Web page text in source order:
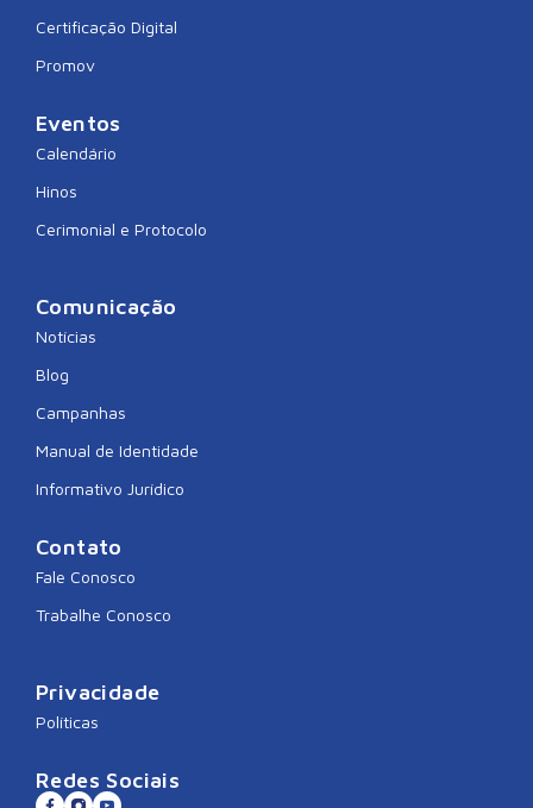
Certificação Digital
Promov
Eventos
Calendário
Hinos
Cerimonial e Protocolo
Comunicação
Notícias
Blog
Campanhas
Manual de Identidade
Informativo Jurídico
Contato
Fale Conosco
Trabalhe Conosco
Privacidade
Políticas
Redes Sociais